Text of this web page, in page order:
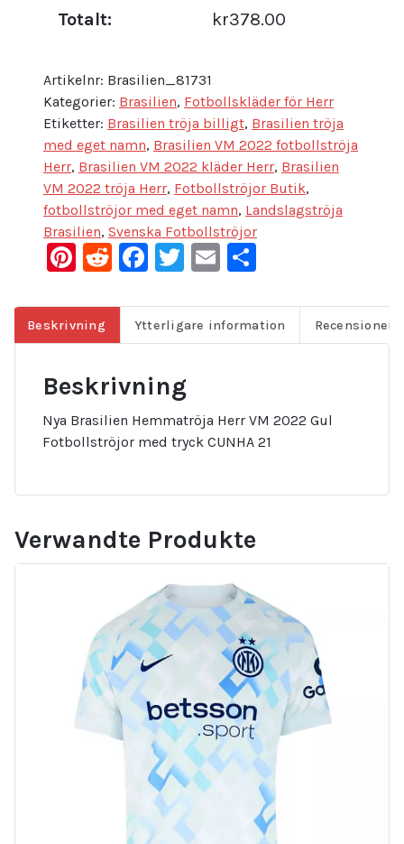
Totalt: kr378.00
Artikelnr: Brasilien_81731
Kategorier: Brasilien, Fotbollskläder för Herr
Etiketter: Brasilien tröja billigt, Brasilien tröja
med eget namn, Brasilien VM 2022 fotbollströja
Herr, Brasilien VM 2022 kläder Herr, Brasilien
VM 2022 tröja Herr, Fotbollströjor Butik,
fotbollströjor med eget namn, Landslagströja
Brasilien, Svenska Fotbollströjor
Pinterest
Reddit
Facebook
Twitter
Email
Beskrivning Ytterligare information Recensioner
Beskrivning
Nya Brasilien Hemmatröja Herr VM 2022 Gul
Fotbollströjor med tryck CUNHA 21
Verwandte Produkte